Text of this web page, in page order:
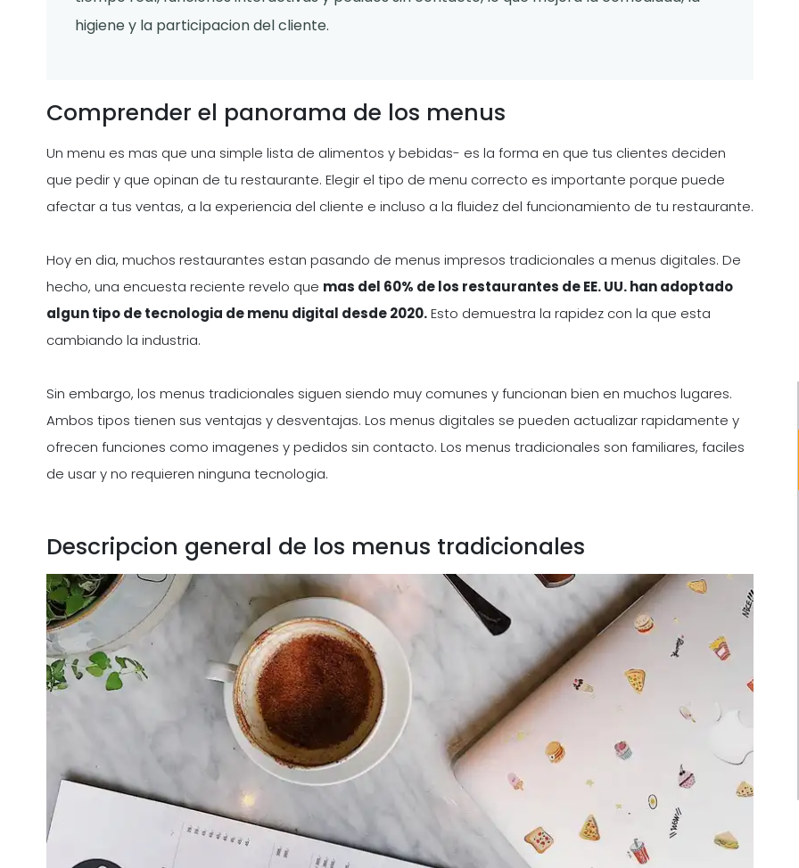
higiene y la participacion del cliente.
Comprender el panorama de los menus
Un menu es mas que una simple lista de alimentos y bebidas- es la forma en que tus clientes deciden
que pedir y que opinan de tu restaurante. Elegir el tipo de menu correcto es importante porque puede
afectar a tus ventas, a la experiencia del cliente e incluso a la fluidez del funcionamiento de tu restaurante.
Hoy en dia, muchos restaurantes estan pasando de menus impresos tradicionales a menus digitales. De
hecho, una encuesta reciente revelo que mas del 60% de los restaurantes de EE. UU. han adoptado
algun tipo de tecnologia de menu digital desde 2020.Esto demuestra la rapidez con la que esta
cambiando la industria.
Sin embargo, los menus tradicionales siguen siendo muy comunes y funcionan bien en muchos lugares.
Ambos tipos tienen sus ventajas y desventajas. Los menus digitales se pueden actualizar rapidamente y
ofrecen funciones como imagenes y pedidos sin contacto. Los menus tradicionales son familiares, faciles
de usar y no requieren ninguna tecnologia.
Descripcion general de los menus tradicionales